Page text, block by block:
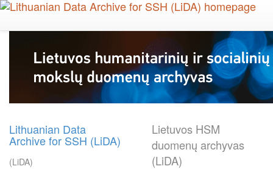
Skip
main
Lithuanian Data
Archive for SSH (LiDA)
(LiDA)
Lietuvos HSM
duomenų archyvas
(LiDA)